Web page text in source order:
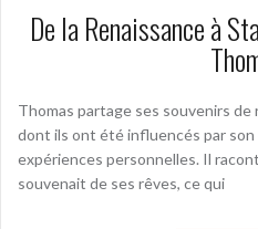
De la Renaissance à
Thomas partage ses souvenirs de
dont ils ont été influencés par
expériences personnelles. Il
souvenait de ses rêves, ce qui